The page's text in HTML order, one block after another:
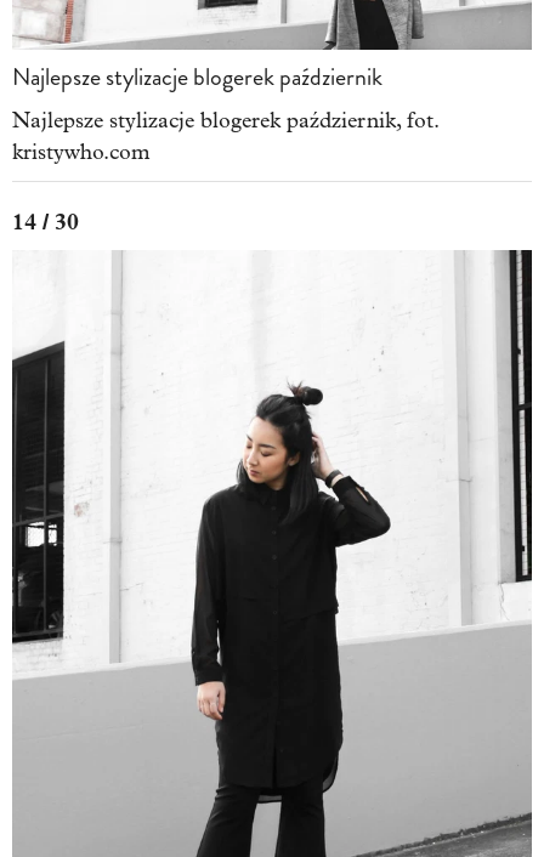
Najlepsze stylizacje blogerek październik
Najlepsze stylizacje blogerek październik, fot.
kristywho.com
14 / 30